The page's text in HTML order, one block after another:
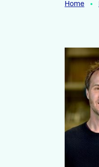
Home